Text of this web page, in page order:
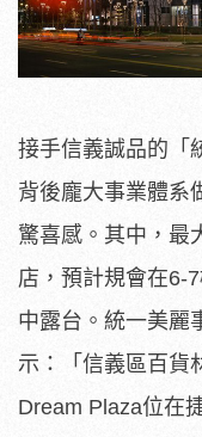
接手信義誠品的「
背後龐大事業體系
驚喜感。其中，最
店，預計規會在6-
中露台。統一美麗
示：「信義區百貨
Dream Plaza位在